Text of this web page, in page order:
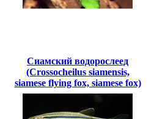
Сиамский водорослеед
(Crossocheilus siamensis,
siamese flying fox, siamese fox)